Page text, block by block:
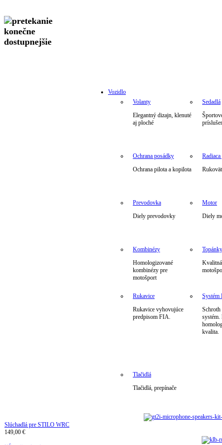
Vozidlo
Volanty
Elegantný dizajn, klenuté
aj ploché
Sedadlá
Ochrana posádky
Ochrana pilota a kopilota
Radiaca
Prevodovka
Diely prevodovky
Motor
Diely
Kombinézy
Homologizované
kombinézy pre
motošport
Topánky
Rukavice
Rukavice vyhovujúce
predpisom FIA.
kvalita.
Tlačidlá
Tlačidlá, prepínače
Slúchadlá pre STILO WRC
149,00 €